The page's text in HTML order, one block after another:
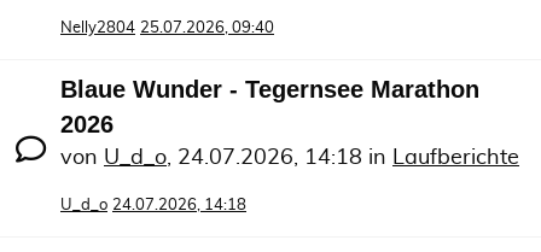
Nelly2804 25.07.2026, 09:40
Blaue Wunder - Tegernsee Marathon
2026
von U_d_o, 24.07.2026, 14:18 in Laufberichte
U_d_o 24.07.2026, 14:18